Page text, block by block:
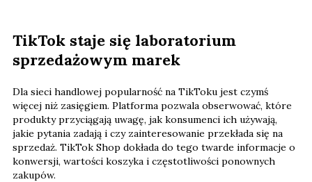
TikTok staje się laboratorium
sprzedażowym marek
Dla sieci handlowej popularność na TikToku jest czymś
więcej niż zasięgiem. Platforma pozwala obserwować, które
produkty przyciągają uwagę, jak konsumenci ich używają,
jakie pytania zadają i czy zainteresowanie przekłada się na
sprzedaż. TikTok Shop dokłada do tego twarde informacje o
konwersji, wartości koszyka i częstotliwości ponownych
zakupów.